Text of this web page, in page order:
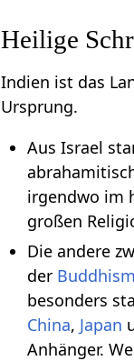
Heilige
Indien ist das
Ursprung.
Aus Israel
irgendwo im
großen
Die andere
der
besonders
China, Japan
Anhänger.